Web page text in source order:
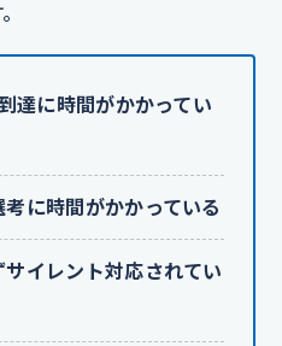
達に時間がかかってい
に時間がかかっている
イレント対応されてい